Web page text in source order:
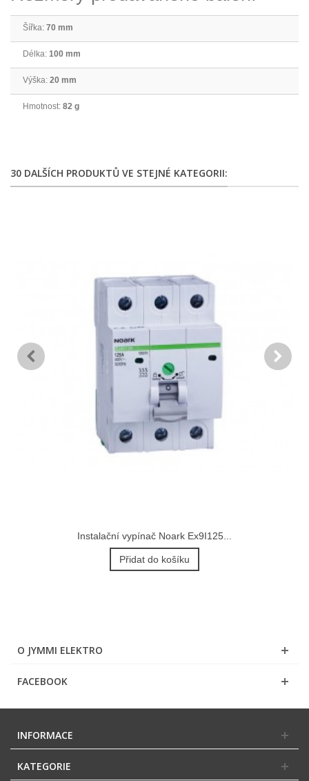
Šířka: 70 mm
Délka: 100 mm
Výška: 20 mm
Hmotnost: 82 g
30 DALŠÍCH PRODUKTŮ VE STEJNÉ KATEGORII:
Instalační vypínač Noark Ex9I125...
Přidat do košíku
O JYMMI ELEKTRO
FACEBOOK
INFORMACE
KATEGORIE